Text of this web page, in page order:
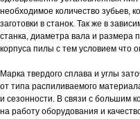
необходимое количество зубьев,
заготовки в станок. Так же в
станка, диаметра вала и размера
корпуса пилы с тем условием что
Марка твердого сплава и углы
от типа распиливаемого
и сезонности. В связи с большим
на работу оборудования и